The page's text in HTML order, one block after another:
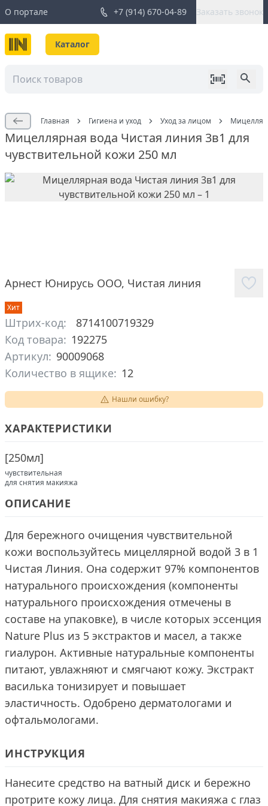
О портале +7 (914) 670-04-89 Заказать звонок
Каталог
Главная Гигиена и уход Уход за лицом
Мицеллярная вода Чистая линия 3в1 для
чувствительной кожи 250 мл
Арнест Юнирусь ООО, Чистая линия
Хит
Штрих-код:
8714100719329
Код товара: 192275
Артикул: 90009068
Количество в ящике: 12
Нашли ошибку?
ХАРАКТЕРИСТИКИ
[250мл]
чувствительная
для снятия макияжа
ОПИСАНИЕ
Для бережного очищения чувствительной
кожи воспользуйтесь мицеллярной водой 3 в 1
Чистая Линия. Она содержит 97% компонентов
натурального происхождения (компоненты
натурального происхождения отмечены в
составе на упаковке), в числе которых эссенция
Nature Plus из 5 экстрактов и масел, а также
гиалурон. Активные натуральные компоненты
питают, увлажняют и смягчают кожу. Экстракт
василька тонизирует и повышает
эластичность. Одобрено дерматологами и
офтальмологами.
ИНСТРУКЦИЯ
Нанесите средство на ватный диск и бережно
протрите кожу лица. Для снятия макияжа с глаз